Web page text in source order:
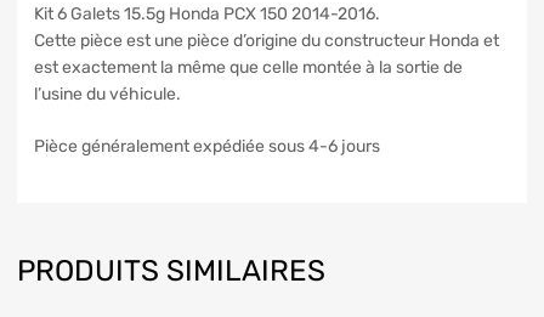
Kit 6 Galets 15.5g Honda PCX 150 2014-2016.
Cette pièce est une pièce d’origine du constructeur Honda et
est exactement la même que celle montée à la sortie de
l’usine du véhicule.
Pièce généralement expédiée sous 4-6 jours
PRODUITS SIMILAIRES